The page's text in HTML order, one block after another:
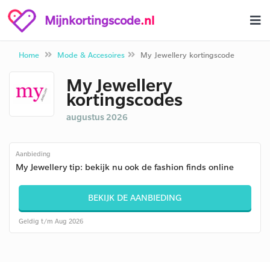
Mijnkortingscode.nl
Home Mode & Accesoires My Jewellery kortingscode
My Jewellery
kortingscodes
augustus 2026
Aanbieding
My Jewellery tip: bekijk nu ook de fashion finds online
BEKIJK DE AANBIEDING
Geldig t/m Aug 2026